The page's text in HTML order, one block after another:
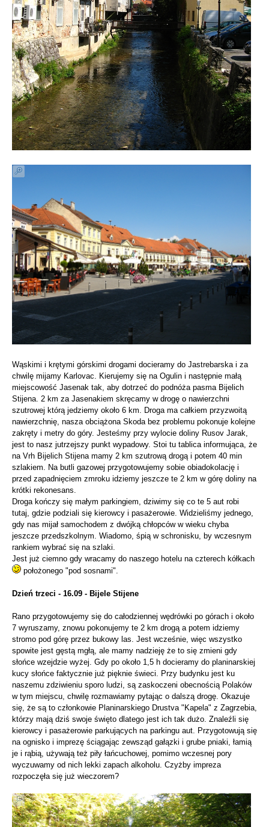
Wąskimi i krętymi górskimi drogami docieramy do Jastrebarska i za
chwilę mijamy Karlovac. Kierujemy się na Ogulin i następnie małą
miejscowość Jasenak tak, aby dotrzeć do podnóża pasma Bijelich
Stijena. 2 km za Jasenakiem skręcamy w drogę o nawierzchni
szutrowej którą jedziemy około 6 km. Droga ma całkiem przyzwoitą
nawierzchnię, nasza obciążona Skoda bez problemu pokonuje kolejne
zakręty i metry do góry. Jesteśmy przy wylocie doliny Rusov Jarak,
jest to nasz jutrzejszy punkt wypadowy. Stoi tu tablica informująca, że
na Vrh Bijelich Stijena mamy 2 km szutrową drogą i potem 40 min
szlakiem. Na butli gazowej przygotowujemy sobie obiadokolację i
przed zapadnięciem zmroku idziemy jeszcze te 2 km w górę doliny na
krótki rekonesans.
Droga kończy się małym parkingiem, dziwimy się co te 5 aut robi
tutaj, gdzie podziali się kierowcy i pasażerowie. Widzieliśmy jednego,
gdy nas mijał samochodem z dwójką chłopców w wieku chyba
jeszcze przedszkolnym. Wiadomo, śpią w schronisku, by wczesnym
rankiem wybrać się na szlaki.
Jest już ciemno gdy wracamy do naszego hotelu na czterech kółkach
położonego "pod sosnami".
Dzień trzeci - 16.09 - Bijele Stijene
Rano przygotowujemy się do całodziennej wędrówki po górach i około
7 wyruszamy, znowu pokonujemy te 2 km drogą a potem idziemy
stromo pod górę przez bukowy las. Jest wcześnie, więc wszystko
spowite jest gęstą mgłą, ale mamy nadzieję że to się zmieni gdy
słońce wzejdzie wyżej. Gdy po około 1,5 h docieramy do planinarskiej
kucy słońce faktycznie już pięknie świeci. Przy budynku jest ku
naszemu zdziwieniu sporo ludzi, są zaskoczeni obecnością Polaków
w tym miejscu, chwilę rozmawiamy pytając o dalszą drogę. Okazuje
się, że są to członkowie Planinarskiego Drustva "Kapela" z Zagrzebia,
którzy mają dziś swoje święto dlatego jest ich tak dużo. Znaleźli się
kierowcy i pasażerowie parkujących na parkingu aut. Przygotowują się
na ognisko i imprezę ściągając zewsząd gałązki i grube pniaki, łamią
je i rąbią, używają też piły łańcuchowej, pomimo wczesnej pory
wyczuwamy od nich lekki zapach alkoholu. Czyżby impreza
rozpoczęła się już wieczorem?